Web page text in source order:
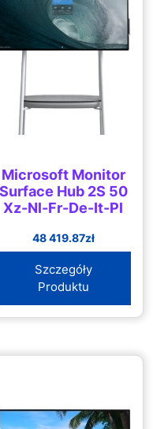
Microsoft Monitor
Surface Hub 2S 50
Xz-Nl-Fr-De-It-Pl
48 419.87zł
Szczegóły
Produktu